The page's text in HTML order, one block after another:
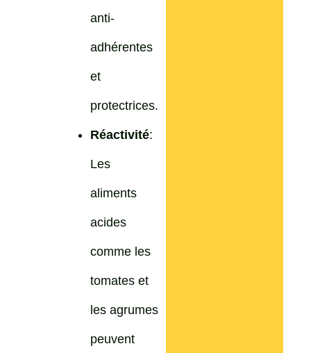
anti-
adhérentes
et
protectrices.
Réactivité:
Les
aliments
acides
comme les
tomates et
les agrumes
peuvent